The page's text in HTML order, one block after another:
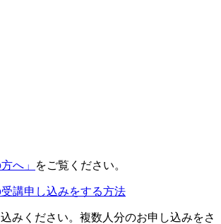
へ」 をご覧ください。
講申し込みをする方法
みください。複数人分のお申し込みをさ